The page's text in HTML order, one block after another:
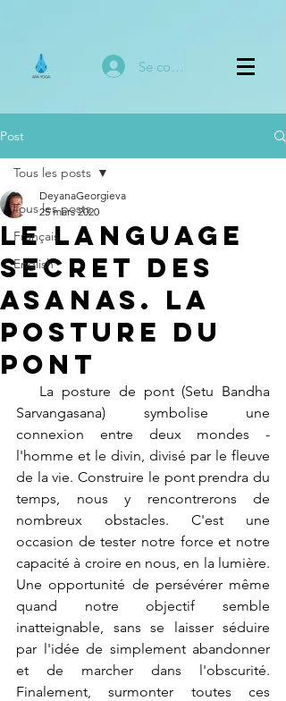
Se connecter
Post
Tous les posts
Français
English
Tous les posts
Le Language
Secret des
Asanas. La
posture du
pont
DeyanaGeorgieva
25 mars 2020
Sarvangasana) symbolise une
connexion entre deux mondes -
l'homme et le divin, divisé par le fleuve
de la vie. Construire le pont prendra du
temps, nous y rencontrerons de
nombreux obstacles. C'est une
occasion de tester notre force et notre
capacité à croire en nous, en la lumière.
Une opportunité de persévérer même
quand notre objectif semble
inatteignable, sans se laisser séduire
par l'idée de simplement abandonner
et de marcher dans l'obscurité.
Finalement, surmonter toutes ces